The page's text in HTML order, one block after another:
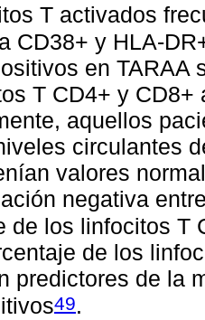
T activados
CD38+ y HLA-
en TARAA
T CD4+ y
aquellos
circulantes
valores
negativa
de los linfocitos T
de los
predictores de la
49.